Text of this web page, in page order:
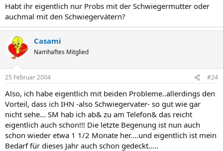
Habt ihr eigentlich nur Probs mit der Schwiegermutter oder
auchmal mit den Schwiegervätern?
Casami
Namhaftes Mitglied
25 Februar 2004 #24
Also, ich habe eigentlich mit beiden Probleme..allerdings den
Vorteil, dass ich IHN -also Schwiegervater- so gut wie gar
nicht sehe... SM hab ich ab& zu am Telefon& das reicht
eigentlich auch schon!!! Die letzte Begenung ist nun auch
schon wieder etwa 1 1/2 Monate her....und eigentlich ist mein
Bedarf für dieses Jahr auch schon gedeckt.....